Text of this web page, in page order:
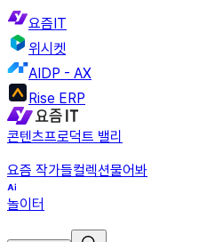
요즘IT
위시켓
AIDP - AX
Rise ERP
콘텐츠프로덕트 밸리
요즘 작가들컬렉션물어봐
놀이터